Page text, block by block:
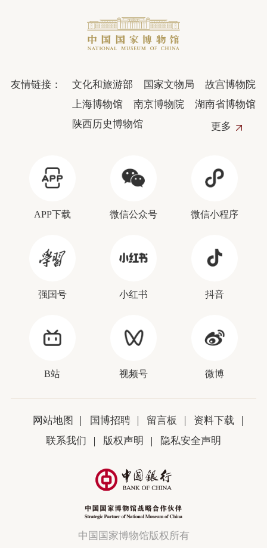
友情链接： 文化和旅游部 国家文物局
故宫博物院
上海博物馆
南京博物院
湖南省博物馆
陕西历史博物馆
更多
APP下载 微信公众号 微信小程序
强国号 小红书 抖音
B站 视频号 微博
网站地图 国博招聘 留言板
资料下载
联系我们
版权声明 隐私安全声明
中国国家博物馆版权所有